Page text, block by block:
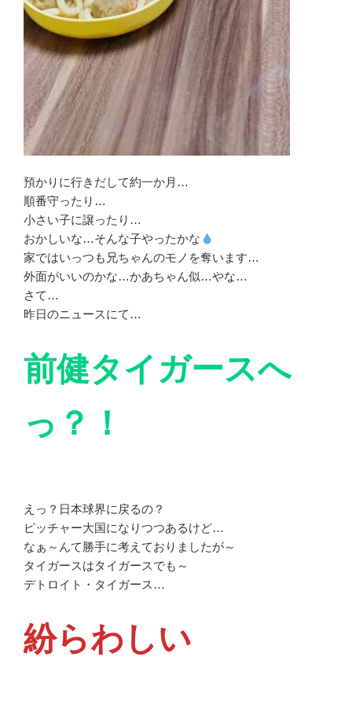
預かりに行きだして約一か月…
順番守ったり…
小さい子に譲ったり…
おかしいな…そんな子やったかな
家ではいっつも兄ちゃんのモノを奪います…
外面がいいのかな…かあちゃん似…やな…
さて…
昨日のニュースにて…
前健タイガースへ
っ？！
えっ？日本球界に戻るの？
ピッチャー大国になりつつあるけど…
なぁ～んて勝手に考えておりましたが～
タイガースはタイガースでも～
デトロイト・タイガース…
紛らわしい